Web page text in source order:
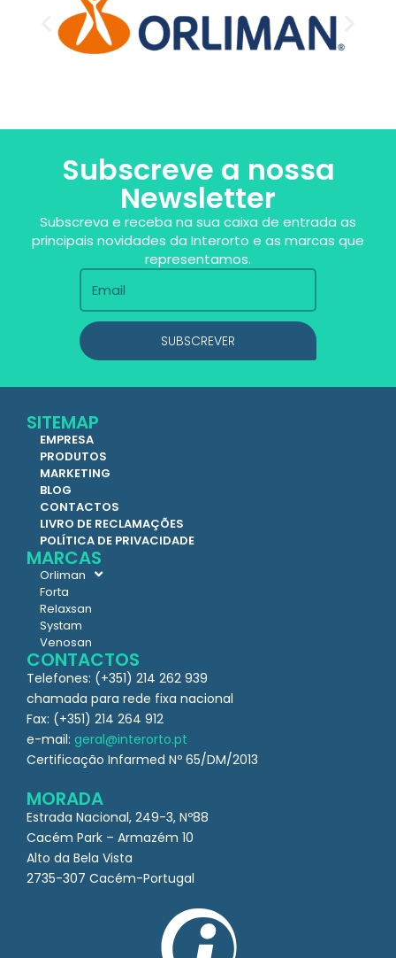
Subscreve a nossa
Newsletter
Subscreva e receba na sua caixa de entrada as
principais novidades da Interorto e as marcas que
representamos.
SUBSCREVER
SITEMAP
EMPRESA
PRODUTOS
MARKETING
BLOG
CONTACTOS
LIVRO DE RECLAMAÇÕES
POLÍTICA DE PRIVACIDADE
MARCAS
Orliman
Forta
Relaxsan
Systam
Venosan
CONTACTOS
Telefones: (+351) 214 262 939
chamada para rede fixa nacional
Fax: (+351) 214 264 912
e-mail: geral@interorto.pt
Certificação Infarmed Nº 65/DM/2013
MORADA
Estrada Nacional, 249-3, Nº88
Cacém Park – Armazém 10
Alto da Bela Vista
2735-307 Cacém-Portugal